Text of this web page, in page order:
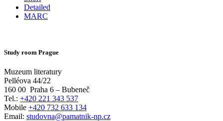
Detailed
MARC
Study room Prague
Muzeum literatury
Pelléova 44/22
160 00 Praha 6 – Bubeneč
Tel.: +420 221 343 537
Mobile +420 732 633 134
Email: studovna@pamatnik-np.cz